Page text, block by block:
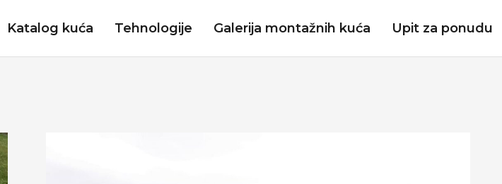
Katalog kuća Tehnologije Galerija montažnih kuća Upit za ponudu